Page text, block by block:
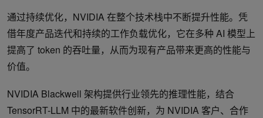
通过持续优化，NVIDIA 在整个技术栈中不断提升性能。凭
借年度产品迭代和持续的工作负载优化，它在多种 AI 模型上
提高了 token 的吞吐量，从而为现有产品带来更高的性能与
价值。
NVIDIA Blackwell 架构提供行业领先的推理性能，结合
TensorRT-LLM 中的最新软件创新，为 NVIDIA 客户、合作